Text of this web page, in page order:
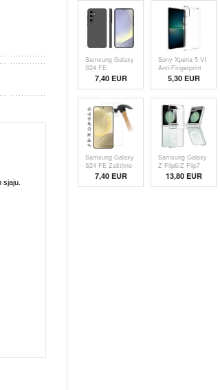
Samsung Galaxy
S24 FE
Neklizajuća TPU
Zaštitna Maska -
Crna
7,40 EUR
Sony Xperia 5 VI
Anti-Fingerprint
Mat TPU
Zaštitna Maska -
Providna
5,30 EUR
Samsung Galaxy
S24 FE Zaštitno
Kaljeno Staklo -
9H - Case
Friendly -
7,40 EUR
Samsung Galaxy
Z Flip6/Z Flip7
FE Hibridna
Zaštitna Maska -
Kompatibilna sa
13,80 EUR